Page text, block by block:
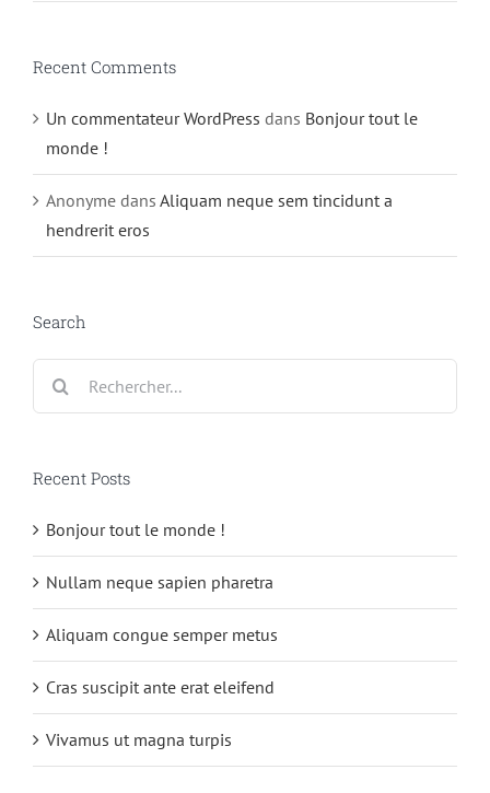
Recent Comments
Un commentateur WordPress dans Bonjour tout le
monde !
Anonyme dans Aliquam neque sem tincidunt a
hendrerit eros
Search
Recent Posts
Bonjour tout le monde !
Nullam neque sapien pharetra
Aliquam congue semper metus
Cras suscipit ante erat eleifend
Vivamus ut magna turpis